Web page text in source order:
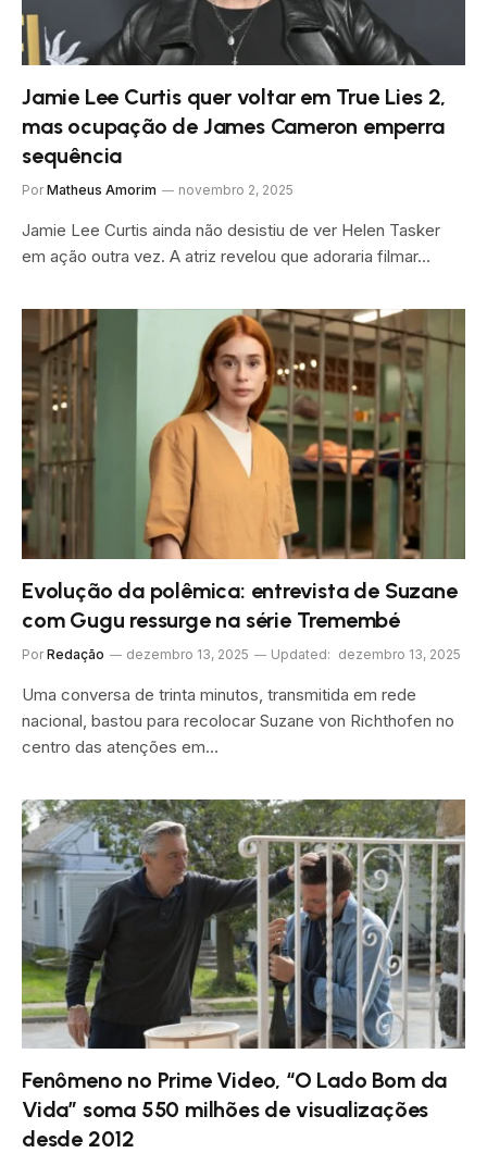
Jamie Lee Curtis quer voltar em True Lies 2,
mas ocupação de James Cameron emperra
sequência
Por Matheus Amorim novembro 2, 2025
Jamie Lee Curtis ainda não desistiu de ver Helen Tasker
em ação outra vez. A atriz revelou que adoraria filmar…
Evolução da polêmica: entrevista de Suzane
com Gugu ressurge na série Tremembé
Por Redação dezembro 13, 2025 Updated: dezembro 13, 2025
Uma conversa de trinta minutos, transmitida em rede
nacional, bastou para recolocar Suzane von Richthofen no
centro das atenções em…
Fenômeno no Prime Video, “O Lado Bom da
Vida” soma 550 milhões de visualizações
desde 2012